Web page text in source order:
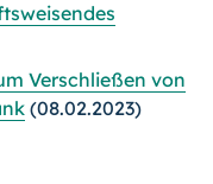
Verschließen von
(08.02.2023)